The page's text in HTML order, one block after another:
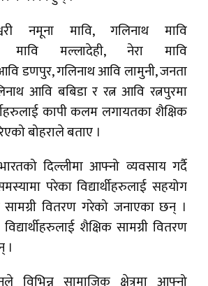
नमूना मावि, गलिनाथ मावि
मावि मल्लादेही, नेरा मावि
डणपुर, गलिनाथ आवि लामुनी, जनता
आवि बबिडा र रत्न आवि रत्नपुरमा
कापी कलम लगायतका शैक्षिक
बोहराले बताए ।
दिल्लीमा आफ्नो व्यवसाय गर्दै
परेका विद्यार्थीहरुलाई सहयोग
वितरण गरेको जनाएका छन् ।
शैक्षिक सामग्री वितरण
।